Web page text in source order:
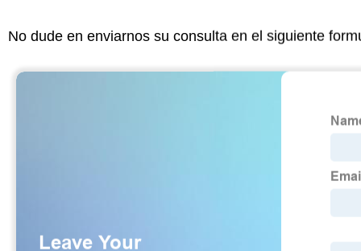
No dude en enviarnos su consulta en el siguiente